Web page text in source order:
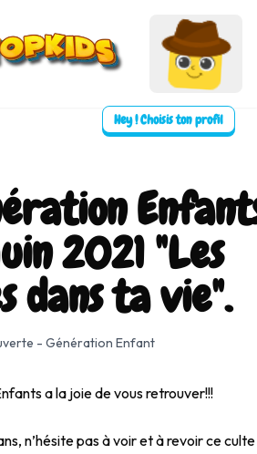
Hey ! Choisis ton profil
2021 "Les
dans ta vie".
- Génération Enfant
0:00
a la joie de vous retrouver!!!
n’hésite pas à voir et à revoir ce culte